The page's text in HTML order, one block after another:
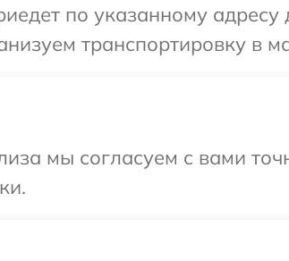
по указанному адресу
транспортировку в
мы согласуем с вами